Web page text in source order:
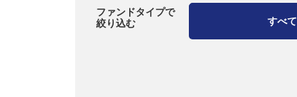
ファンドタイプで
絞り込む
すべて